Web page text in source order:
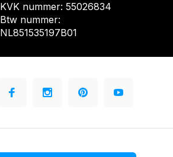
KVK nummer: 55026834
Btw nummer:
NL851535197B01